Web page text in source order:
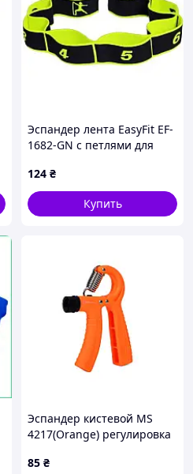
Эспандер лента EasyFit EF-
1682-GN с петлями для
124 ₴
Купить
Эспандер кистевой MS
4217(Orange) регулировка
85 ₴